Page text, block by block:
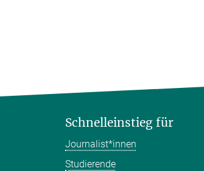
Schnelleinstieg für
Journalist*innen
Studierende